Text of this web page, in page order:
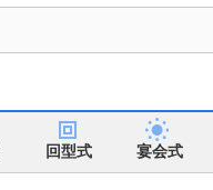
回型式 宴会式